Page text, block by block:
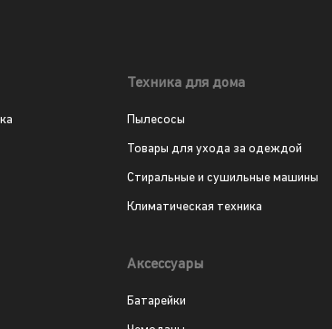
Техника для дома
Пылесосы
Товары для ухода за одеждой
Стиральные и сушильные машины
Климатическая техника
Аксессуары
Батарейки